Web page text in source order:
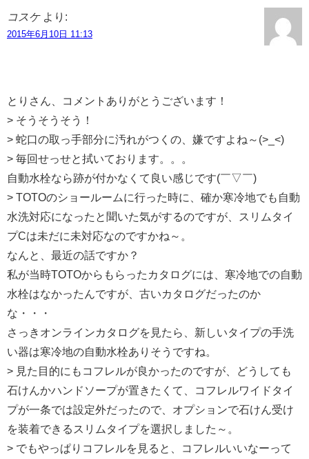
コスケ より:
2015年6月10日 11:13
とりさん、コメントありがとうございます！
> そうそうそう！
> 蛇口の取っ手部分に汚れがつくの、嫌ですよね～(>_<)
> 毎回せっせと拭いております。。。
自動水栓なら跡が付かなくて良い感じです(￣▽￣)
> TOTOのショールームに行った時に、確か寒冷地でも自動
水洗対応になったと聞いた気がするのですが、スリムタイ
プCは未だに未対応なのですかね～。
なんと、最近の話ですか？
私が当時TOTOからもらったカタログには、寒冷地での自動
水栓はなかったんですが、古いカタログだったのか
な・・・
さっきオンラインカタログを見たら、新しいタイプの手洗
い器は寒冷地の自動水栓ありそうですね。
> 見た目的にもコフレルが良かったのですが、どうしても
石けんかハンドソープが置きたくて、コフレルワイドタイ
プが一条では設定外だったので、オプションで石けん受け
を装着できるスリムタイプを選択しました～。
> でもやっぱりコフレルを見ると、コフレルいいなーって